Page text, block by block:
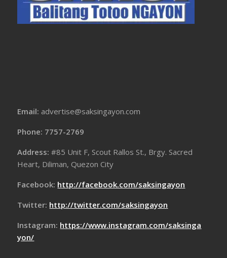
Email: advertise@saksingayon.com
Phone: 7757-2769
Address:#85 Unit F, Scout Rallos St., Brgy. Sacred
Heart, Diliman, Quezon City
Facebook: http://facebook.com/saksingayon
Twitter: http://twitter.com/saksingayon
Instagram: https://www.instagram.com/saksinga
yon/